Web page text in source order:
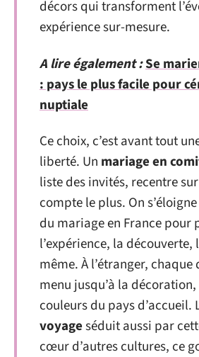
décors qui transforment
expérience sur-mesure.
A lire également :Se
: pays le plus facile pour
nuptiale
Ce choix, c’est avant tout
liberté. Un mariage en
liste des invités, recentre
compte le plus. On
du mariage en France pour
l’expérience, la découverte,
même. À l’étranger,
menu jusqu’à la
couleurs du pays d’accueil.
voyageséduit aussi par
cœur d’autres cultures, ce